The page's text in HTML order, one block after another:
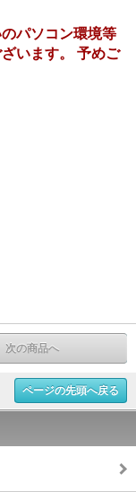
パソコン環境等
います。 予めご
次の商品へ
ページの先頭へ戻る